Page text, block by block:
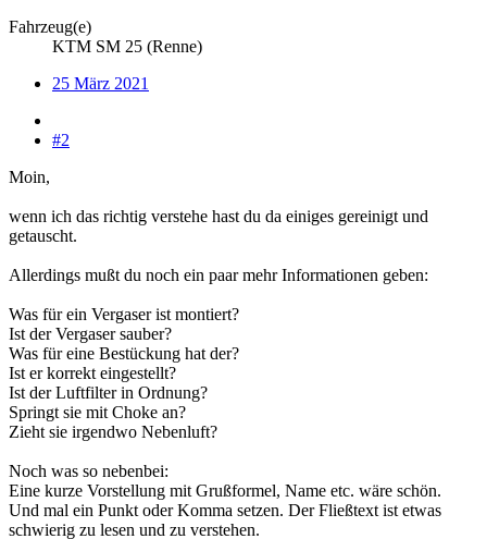
Fahrzeug(e)
KTM SM 25 (Renne)
25 März 2021
#2
Moin,
wenn ich das richtig verstehe hast du da einiges gereinigt und
getauscht.
Allerdings mußt du noch ein paar mehr Informationen geben:
Was für ein Vergaser ist montiert?
Ist der Vergaser sauber?
Was für eine Bestückung hat der?
Ist er korrekt eingestellt?
Ist der Luftfilter in Ordnung?
Springt sie mit Choke an?
Zieht sie irgendwo Nebenluft?
Noch was so nebenbei:
Eine kurze Vorstellung mit Grußformel, Name etc. wäre schön.
Und mal ein Punkt oder Komma setzen. Der Fließtext ist etwas
schwierig zu lesen und zu verstehen.